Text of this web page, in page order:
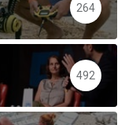
264
492